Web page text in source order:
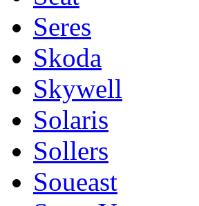
Seres
Skoda
Skywell
Solaris
Sollers
Soueast